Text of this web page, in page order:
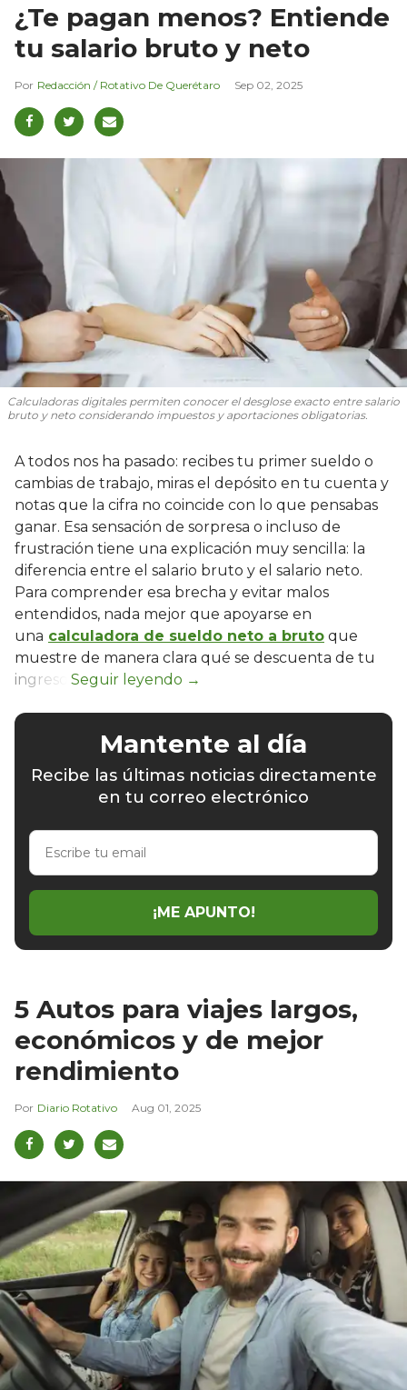
¿Te pagan menos? Entiende
tu salario bruto y neto
Redacción / Rotativo De Querétaro Sep 02, 2025
Calculadoras digitales permiten conocer el desglose exacto entre salario
bruto y neto considerando impuestos y aportaciones obligatorias.
A todos nos ha pasado: recibes tu primer sueldo o
cambias de trabajo, miras el depósito en tu cuenta y
notas que la cifra no coincide con lo que pensabas
ganar. Esa sensación de sorpresa o incluso de
frustración tiene una explicación muy sencilla: la
diferencia entre el salario bruto y el salario neto.
Para comprender esa brecha y evitar malos
entendidos, nada mejor que apoyarse en
una calculadora de sueldo neto a bruto que
muestre de manera clara qué se descuenta de tu
ingreso.
Mantente al día
Recibe las últimas noticias directamente
en tu correo electrónico
Escribe
email
¡ME APUNTO!
5 Autos para viajes largos,
económicos y de mejor
rendimiento
Diario Rotativo Aug 01, 2025